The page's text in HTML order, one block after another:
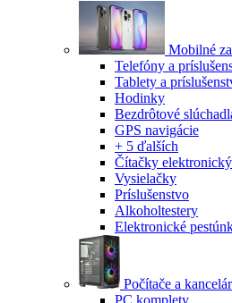
Mobilné
Telefóny a
Tablety a
Hodinky
Bezdrôtové
GPS navigácie
+ 5 ďalších
Čítačky
Vysielačky
Príslušenstvo
Alkoholtestery
Elektronické
Počítače a
PC komplety